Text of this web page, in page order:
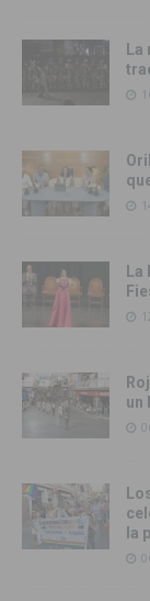
La
La
un
la